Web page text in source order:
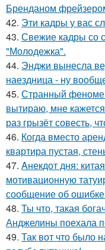
Бренданом
42. Эти кадры у вас
43. Свежие кадры со
"Молодежка".
44. Энджи вынесла
наездница - ну
45. Странный
вытираю, мне
раз грызёт совесть,
46. Когда вместо
квартира пустая,
47. Aнекдот дня:
мотивационную
сообщение об
48. Ты что, такая
Анджелины поехала
49. Так вот что было